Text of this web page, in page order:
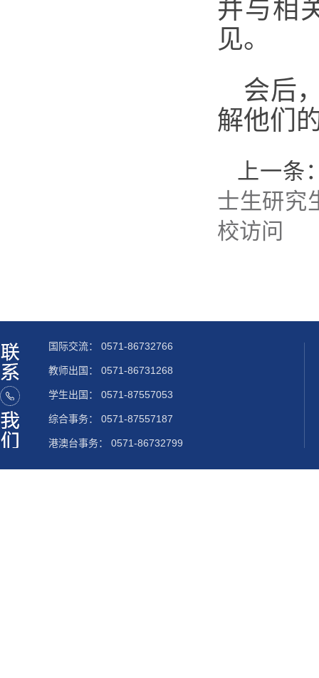
并与相
见。
会后
解他们
上一条
士生研究
校访问
国际交流： 0571-86732766
教师出国： 0571-86731268
学生出国： 0571-87557053
综合事务： 0571-87557187
港澳台事务： 0571-86732799